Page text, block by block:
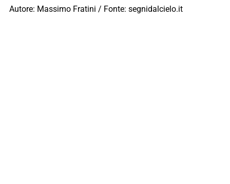
Autore: Massimo Fratini / Fonte: segnidalcielo.it